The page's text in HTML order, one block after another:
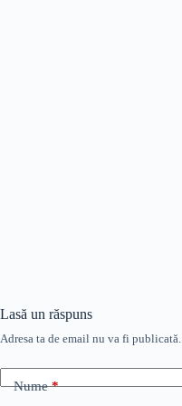
Lasă un răspuns
Adresa ta de email nu va fi publicată.
Nume*